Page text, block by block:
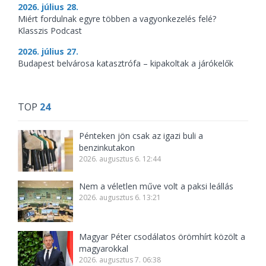
2026. július 28.
Miért fordulnak egyre többen a vagyonkezelés felé?
Klasszis Podcast
2026. július 27.
Budapest belvárosa katasztrófa – kipakoltak a járókelők
TOP 24
Pénteken jön csak az igazi buli a
benzinkutakon
2026. augusztus 6. 12:44
Nem a véletlen műve volt a paksi leállás
2026. augusztus 6. 13:21
Magyar Péter csodálatos örömhírt közölt a
magyarokkal
2026. augusztus 7. 06:38